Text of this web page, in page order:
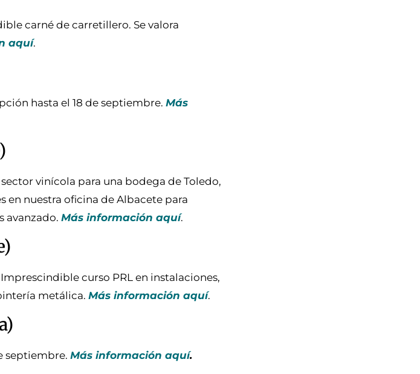
carné de carretillero. Se valora
aquí.
hasta el 18 de septiembre. Más
vinícola para una bodega de Toledo,
en nuestra oficina de Albacete para
avanzado. Más información aquí.
curso PRL en instalaciones,
metálica. Más información aquí.
septiembre. Más información aquí.